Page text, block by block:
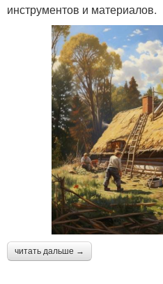
инструментов и материалов.
читать дальше →